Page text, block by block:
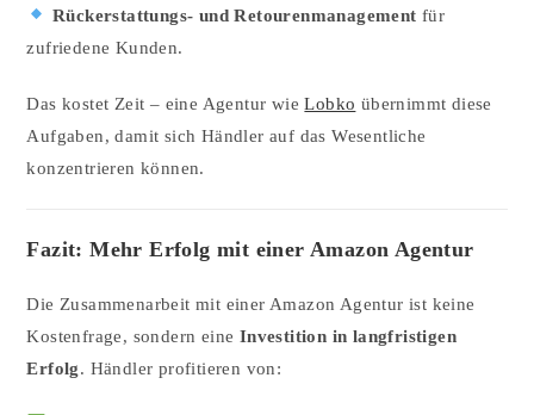
Rückerstattungs- und Retourenmanagement für
zufriedene Kunden.
Das kostet Zeit – eine Agentur wieLobko übernimmt diese
Aufgaben, damit sich Händler auf das Wesentliche
konzentrieren können.
Fazit: Mehr Erfolg mit einer Amazon Agentur
Die Zusammenarbeit mit einer Amazon Agentur ist keine
Kostenfrage, sondern eine Investition in langfristigen
Erfolg. Händler profitieren von: